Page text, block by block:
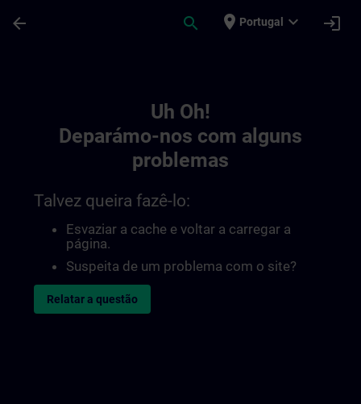
arrow_back search place Portugal expand_more login
Uh Oh!
Deparámo-nos com alguns
problemas
Talvez queira fazê-lo:
Esvaziar a cache e voltar a carregar a
página.
Suspeita de um problema com o site?
Relatar a questão